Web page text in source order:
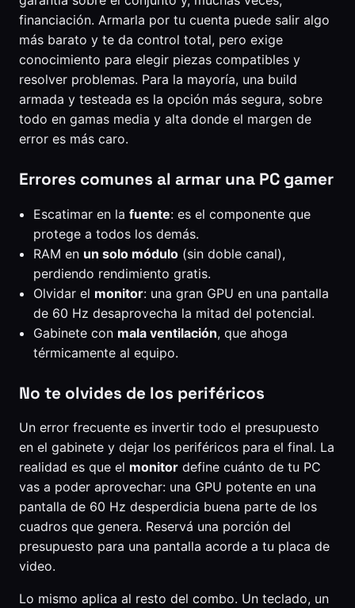
financiación. Armarla por tu cuenta puede salir algo
más barato y te da control total, pero exige
conocimiento para elegir piezas compatibles y
resolver problemas. Para la mayoría, una build
armada y testeada es la opción más segura, sobre
todo en gamas media y alta donde el margen de
error es más caro.
Errores comunes al armar una PC gamer
Escatimar en lafuente: es el componente que
protege a todos los demás.
RAM en un solo módulo (sin doble canal),
perdiendo rendimiento gratis.
Olvidar el monitor: una gran GPU en una pantalla
de 60 Hz desaprovecha la mitad del potencial.
Gabinete con mala ventilación, que ahoga
térmicamente al equipo.
No te olvides de los periféricos
Un error frecuente es invertir todo el presupuesto
en el gabinete y dejar los periféricos para el final. La
realidad es que el monitor define cuánto de tu PC
vas a poder aprovechar: una GPU potente en una
pantalla de 60 Hz desperdicia buena parte de los
cuadros que genera. Reservá una porción del
presupuesto para una pantalla acorde a tu placa de
video.
Lo mismo aplica al resto del combo. Un teclado, un